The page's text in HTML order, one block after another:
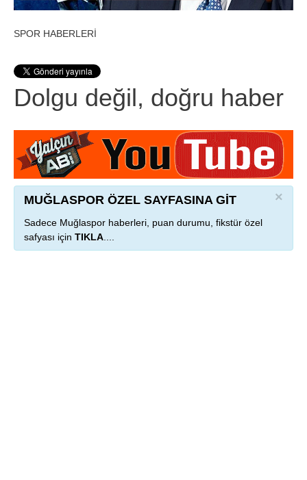
SPOR HABERLERİ
Dolgu değil, doğru haber
×
MUĞLASPOR ÖZEL SAYFASINA GİT
Sadece Muğlaspor haberleri, puan durumu, fikstür özel
safyası için TIKLA....